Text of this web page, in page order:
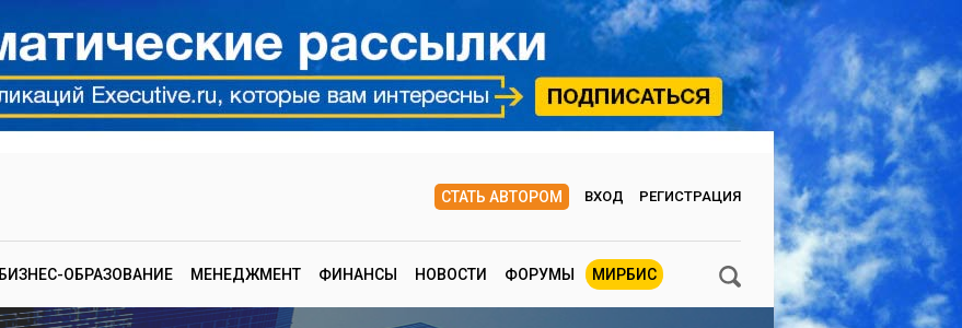
СТАТЬ АВТОРОМ ВХОД РЕГИСТРАЦИЯ
БИЗНЕС-ОБРАЗОВАНИЕ МЕНЕДЖМЕНТ ФИНАНСЫ НОВОСТИ ФОРУМЫ МИРБИС